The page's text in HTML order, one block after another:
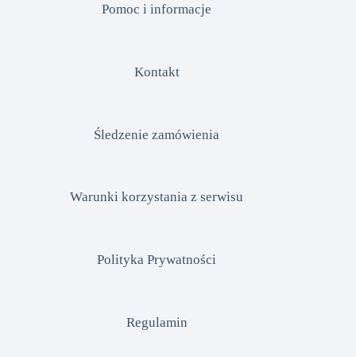
Pomoc i informacje
Kontakt
Śledzenie zamówienia
Warunki korzystania z serwisu
Polityka Prywatności
Regulamin